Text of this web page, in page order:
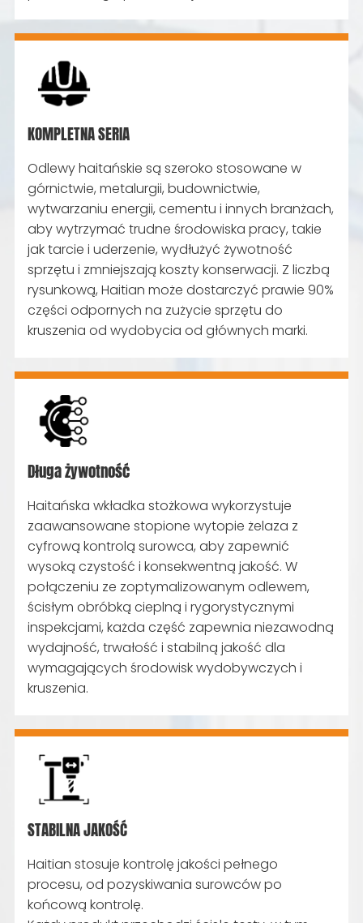
Doskonała jakość pochodzi z wykwintnego
kunsztu i wydajnego zarządzania, aby każdy
produkt mógł spełnić Twoje oczekiwania.
KOMPLETNA SERIA
Odlewy haitańskie są szeroko stosowane w
górnictwie, metalurgii, budownictwie,
wytwarzaniu energii, cementu i innych branżach,
aby wytrzymać trudne środowiska pracy, takie
jak tarcie i uderzenie, wydłużyć żywotność
sprzętu i zmniejszają koszty konserwacji. Z liczbą
rysunkową, Haitian może dostarczyć prawie 90%
części odpornych na zużycie sprzętu do
kruszenia od wydobycia od głównych marki.
Długa żywotność
Haitańska wkładka stożkowa wykorzystuje
zaawansowane stopione wytopie żelaza z
cyfrową kontrolą surowca, aby zapewnić
wysoką czystość i konsekwentną jakość. W
połączeniu ze zoptymalizowanym odlewem,
ścisłym obróbką cieplną i rygorystycznymi
inspekcjami, każda część zapewnia niezawodną
wydajność, trwałość i stabilną jakość dla
wymagających środowisk wydobywczych i
kruszenia.
STABILNA JAKOŚĆ